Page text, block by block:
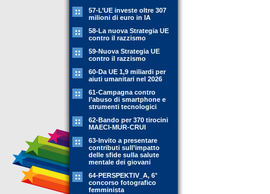
57-L’UE investe oltre 307
milioni di euro in IA
58-La nuova Strategia UE
contro il razzismo
59-Nuova Strategia UE
contro il razzismo
60-Da UE 1,9 miliardi per
aiuti umanitari nel 2026
61-Campagna contro
l’abuso di smartphone e
strumenti tecnologici
62-Bando per 370 tirocini
MAECI-MUR-CRUI
63-Invito a presentare
contributi sull’impatto
delle sfide sulla salute
mentale dei giovani
64-PERSPEKTIV_A, 6°
concorso fotografico
femminista